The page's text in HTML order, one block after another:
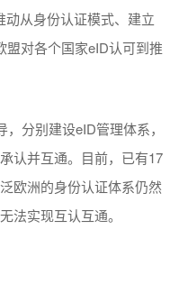
从身份认证模式、建立
盟对各个国家eID认可到推
分别建设eID管理体系，
认并互通。目前，已有17
欧洲的身份认证体系仍然
法实现互认互通。